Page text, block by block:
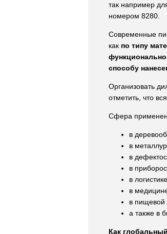
так например
номером 8280.
Современные
как по типу
способу
Организовать
отметить, что
Сфера
в
в
в
в
в
в
в пищевой
а также в
Как